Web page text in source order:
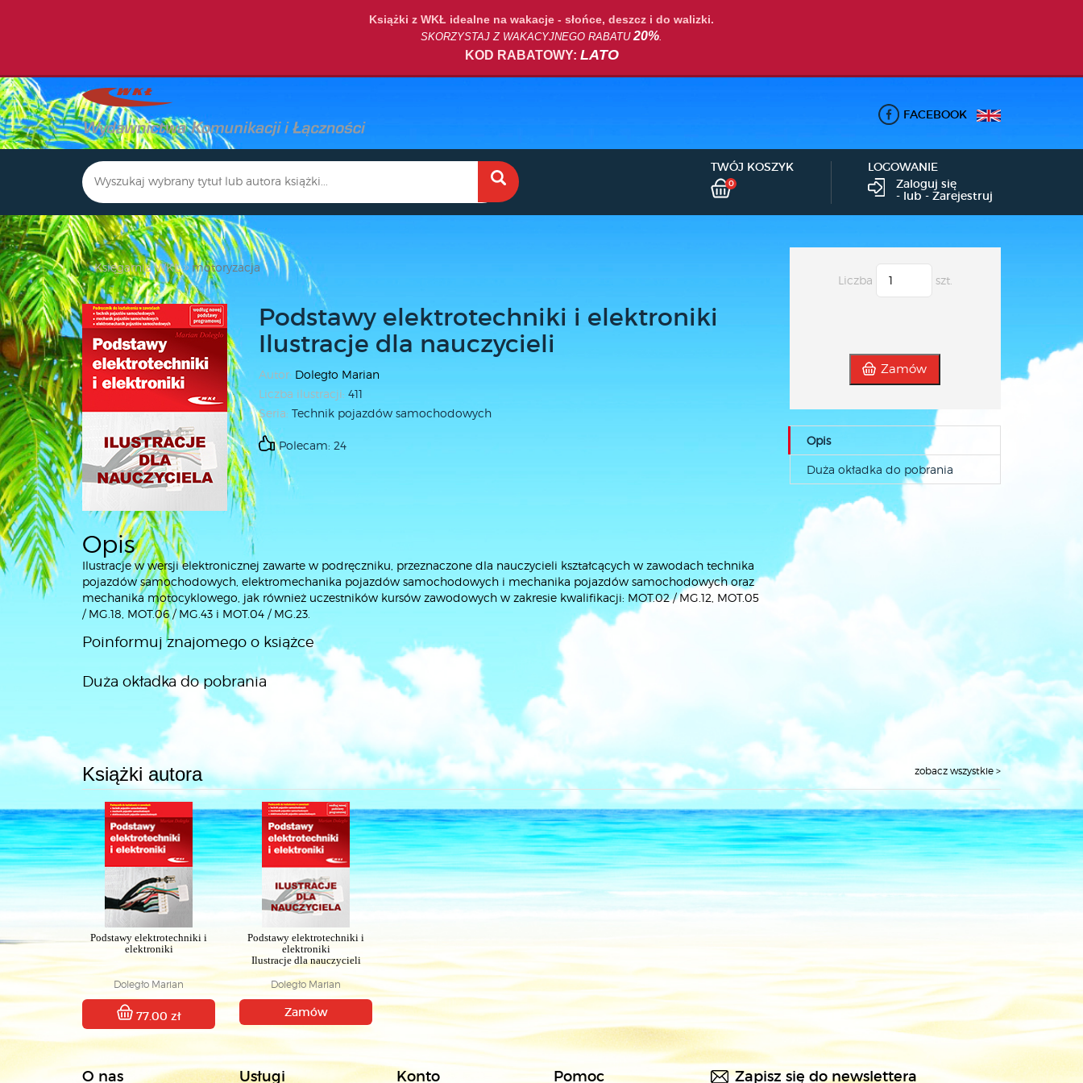
Książki z WKŁ idealne na wakacje - słońce, deszcz i do walizki.
SKORZYSTAJ Z WAKACYJNEGO RABATU20%.
KOD RABATOWY: LATO
FACEBOOK
TWÓJ KOSZYK
0
LOGOWANIE
Zaloguj się
- lub - Zarejestruj
Księgarnia WKŁ motoryzacja
Podstawy elektrotechniki i elektroniki
Ilustracje dla nauczycieli
Autor: Doległo Marian
Liczba ilustracji: 411
Seria: Technik pojazdów samochodowych
Polecam: 24
Opis
Ilustracje w wersji elektronicznej zawarte w podręczniku, przeznaczone dla nauczycieli kształcących w zawodach technika
pojazdów samochodowych, elektromechanika pojazdów samochodowych i mechanika pojazdów samochodowych oraz
mechanika motocyklowego, jak również uczestników kursów zawodowych w zakresie kwalifikacji: MOT.02 / MG.12, MOT.05
/ MG.18, MOT.06 / MG.43 i MOT.04 / MG.23.
Poinformuj znajomego o książce
Duża okładka do pobrania
Liczba szt.
Zamów
Opis
Duża okładka do pobrania
Książki autora zobacz wszystkie >
Podstawy elektrotechniki i
elektroniki
Doległo Marian
77.00 zł
Podstawy elektrotechniki i
elektroniki
Ilustracje dla nauczycieli
Doległo Marian
Zamów
O nas Usługi Konto Pomoc Zapisz się do newslettera